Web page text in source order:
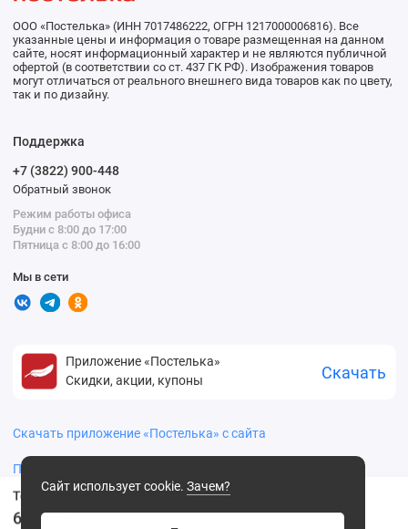
Термокружка SATOSHI
669 .00 ₽
Сайт использует cookie. Зачем?
ООО «Постелька» (ИНН 7017486222, ОГРН 1217000006816). Все
указанные цены и информация о товаре размещенная на данном
сайте, носят информационный характер и не являются публичной
офертой (в соответствии со ст. 437 ГК РФ). Изображения товаров
могут отличаться от реального внешнего вида товаров как по цвету,
так и по дизайну.
Поддержка
+7 (3822) 900-448
Обратный звонок
Режим работы офиса
Будни с 8:00 до 17:00
Пятница с 8:00 до 16:00
Мы в сети
Приложение «Постелька»
Скидки, акции, купоны
Скачать
Скачать приложение «Постелька» с сайта
Политика конфиденциальности